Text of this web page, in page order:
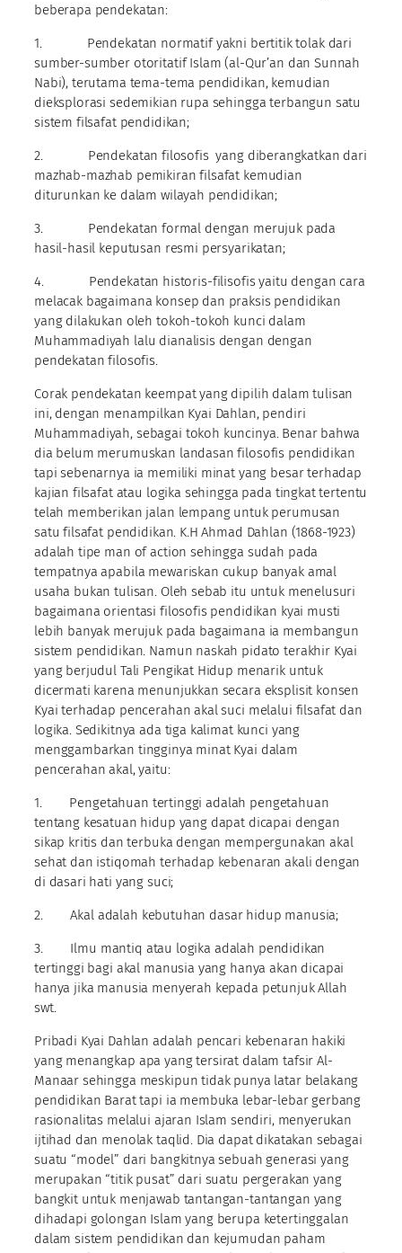
beberapa pendekatan:
1. Pendekatan normatif yakni bertitik tolak dari
sumber-sumber otoritatif Islam (al-Qur’an dan Sunnah
Nabi), terutama tema-tema pendidikan, kemudian
dieksplorasi sedemikian rupa sehingga terbangun satu
sistem filsafat pendidikan;
2. Pendekatan filosofis yang diberangkatkan dari
mazhab-mazhab pemikiran filsafat kemudian
diturunkan ke dalam wilayah pendidikan;
3. Pendekatan formal dengan merujuk pada
hasil-hasil keputusan resmi persyarikatan;
4. Pendekatan historis-filisofis yaitu dengan cara
melacak bagaimana konsep dan praksis pendidikan
yang dilakukan oleh tokoh-tokoh kunci dalam
Muhammadiyah lalu dianalisis dengan dengan
pendekatan filosofis.
Corak pendekatan keempat yang dipilih dalam tulisan
ini, dengan menampilkan Kyai Dahlan, pendiri
Muhammadiyah, sebagai tokoh kuncinya. Benar bahwa
dia belum merumuskan landasan filosofis pendidikan
tapi sebenarnya ia memiliki minat yang besar terhadap
kajian filsafat atau logika sehingga pada tingkat tertentu
telah memberikan jalan lempang untuk perumusan
satu filsafat pendidikan. K.H Ahmad Dahlan (1868-1923)
adalah tipe man of action sehingga sudah pada
tempatnya apabila mewariskan cukup banyak amal
usaha bukan tulisan. Oleh sebab itu untuk menelusuri
bagaimana orientasi filosofis pendidikan kyai musti
lebih banyak merujuk pada bagaimana ia membangun
sistem pendidikan. Namun naskah pidato terakhir Kyai
yang berjudul Tali Pengikat Hidup menarik untuk
dicermati karena menunjukkan secara eksplisit konsen
Kyai terhadap pencerahan akal suci melalui filsafat dan
logika. Sedikitnya ada tiga kalimat kunci yang
menggambarkan tingginya minat Kyai dalam
pencerahan akal, yaitu:
1. Pengetahuan tertinggi adalah pengetahuan
tentang kesatuan hidup yang dapat dicapai dengan
sikap kritis dan terbuka dengan mempergunakan akal
sehat dan istiqomah terhadap kebenaran akali dengan
di dasari hati yang suci;
2. Akal adalah kebutuhan dasar hidup manusia;
3. Ilmu mantiq atau logika adalah pendidikan
tertinggi bagi akal manusia yang hanya akan dicapai
hanya jika manusia menyerah kepada petunjuk Allah
swt.
Pribadi Kyai Dahlan adalah pencari kebenaran hakiki
yang menangkap apa yang tersirat dalam tafsir Al-
Manaar sehingga meskipun tidak punya latar belakang
pendidikan Barat tapi ia membuka lebar-lebar gerbang
rasionalitas melalui ajaran Islam sendiri, menyerukan
ijtihad dan menolak taqlid. Dia dapat dikatakan sebagai
suatu “model” dari bangkitnya sebuah generasi yang
merupakan “titik pusat” dari suatu pergerakan yang
bangkit untuk menjawab tantangan-tantangan yang
dihadapi golongan Islam yang berupa ketertinggalan
dalam sistem pendidikan dan kejumudan paham